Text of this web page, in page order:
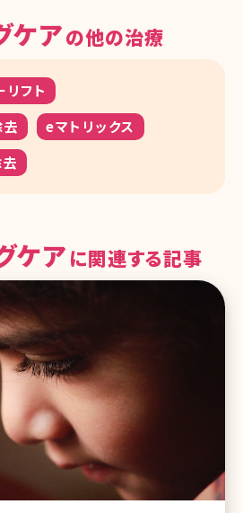
ケアの他の治療
リフト
去
eマトリックス
ケア に関連する記事